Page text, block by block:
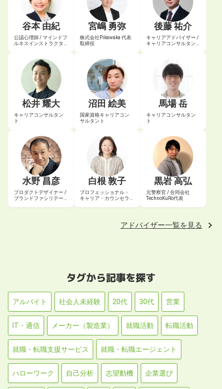
谷本 由紀
公認心理師 / マインドフ
ルネスインストラクタ
宮嶋 勇弥
株式会社Pikawaka 代表
取締役
後藤 祐介
キャリアアドバイザー /
キャリアコンサルタン
松井 耀大
キャリアコンサルタン
ト
沼田 絵美
国家資格キャリアコン
サルタント
馬場 岳
キャリアコンサルタン
ト
水野 昌彦
プロダクトデザイナー /
ブランドファシリテー
白根 敦子
プロフェッショナル・
キャリア・カウンセラ
黒岩 高弘
元警察官 / 合同会社
TechnoKuRo代表
アドバイザー一覧を見る
タグから記事を探す
アルバイト 社会人未経験 20代 30代 営業
IT・通信 メーカー（製造業） 就職活動 転職活動
就職・転職支援サービス 就職・転職エージェント
ハローワーク 自己分析 志望動機 企業選び